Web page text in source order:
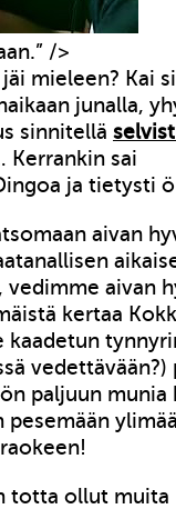
/>
mieleen? Kai
junalla,
sinnitellä
Kerrankin sai
ja tietysti
aivan
aivan
kertaa
kaadetun
vedettävään?)
paljuun
pesemään
totta ollut